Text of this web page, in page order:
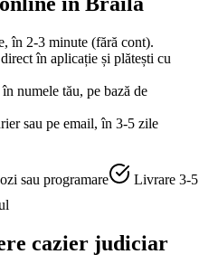
în 2-3 minute (fără cont).
în aplicație și plătești cu
numele tău, pe bază de
sau pe email, în 3-5 zile
sau programare
Livrare 3-5
cazier judiciar